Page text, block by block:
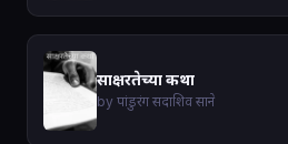
साक्षरतेच्या कथा
by पांडुरंग सदाशिव साने